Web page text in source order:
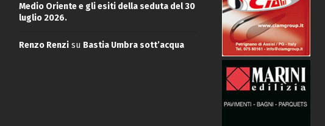
Medio Oriente e gli esiti della seduta del 30
luglio 2026.
Renzo Renzisu Bastia Umbra sott’acqua